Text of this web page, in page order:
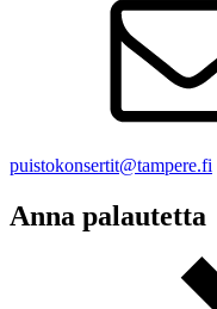
puistokonsertit@tampere.fi
Anna palautetta